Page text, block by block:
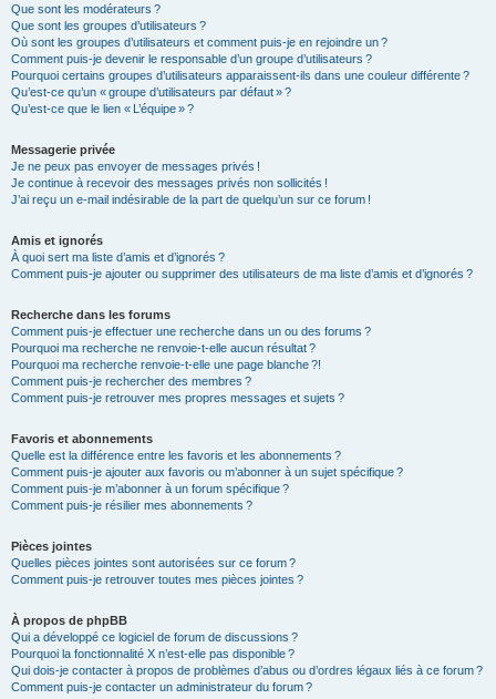
Que sont les modérateurs ?
Que sont les groupes d’utilisateurs ?
Où sont les groupes d’utilisateurs et comment puis-je en rejoindre un ?
Comment puis-je devenir le responsable d’un groupe d’utilisateurs ?
Pourquoi certains groupes d’utilisateurs apparaissent-ils dans une couleur différente ?
Qu’est-ce qu’un « groupe d’utilisateurs par défaut » ?
Qu’est-ce que le lien « L’équipe » ?
Messagerie privée
Je ne peux pas envoyer de messages privés !
Je continue à recevoir des messages privés non sollicités !
J’ai reçu un e-mail indésirable de la part de quelqu’un sur ce forum !
Amis et ignorés
À quoi sert ma liste d’amis et d’ignorés ?
Comment puis-je ajouter ou supprimer des utilisateurs de ma liste d’amis et d’ignorés ?
Recherche dans les forums
Comment puis-je effectuer une recherche dans un ou des forums ?
Pourquoi ma recherche ne renvoie-t-elle aucun résultat ?
Pourquoi ma recherche renvoie-t-elle une page blanche ?!
Comment puis-je rechercher des membres ?
Comment puis-je retrouver mes propres messages et sujets ?
Favoris et abonnements
Quelle est la différence entre les favoris et les abonnements ?
Comment puis-je ajouter aux favoris ou m’abonner à un sujet spécifique ?
Comment puis-je m’abonner à un forum spécifique ?
Comment puis-je résilier mes abonnements ?
Pièces jointes
Quelles pièces jointes sont autorisées sur ce forum ?
Comment puis-je retrouver toutes mes pièces jointes ?
À propos de phpBB
Qui a développé ce logiciel de forum de discussions ?
Pourquoi la fonctionnalité X n’est-elle pas disponible ?
Qui dois-je contacter à propos de problèmes d’abus ou d’ordres légaux liés à ce forum ?
Comment puis-je contacter un administrateur du forum ?